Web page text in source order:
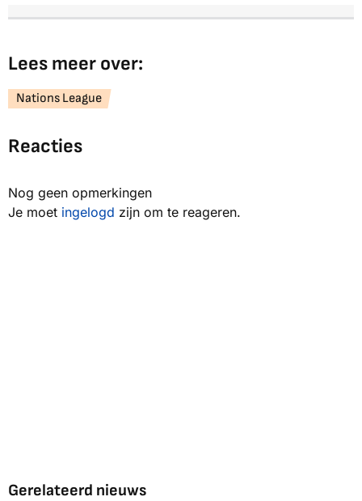
Lees meer over:
Nations League
Reacties
Nog geen opmerkingen
Je moet ingelogd zijn om te reageren.
Gerelateerd nieuws